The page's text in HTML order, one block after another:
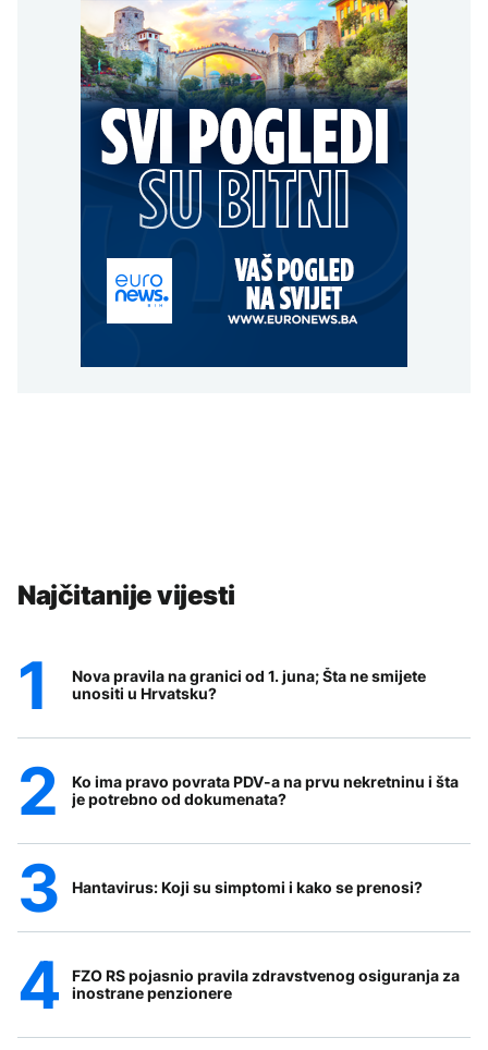
Najčitanije vijesti
Nova pravila na granici od 1. juna; Šta ne smijete
unositi u Hrvatsku?
Ko ima pravo povrata PDV-a na prvu nekretninu i šta
je potrebno od dokumenata?
Hantavirus: Koji su simptomi i kako se prenosi?
FZO RS pojasnio pravila zdravstvenog osiguranja za
inostrane penzionere